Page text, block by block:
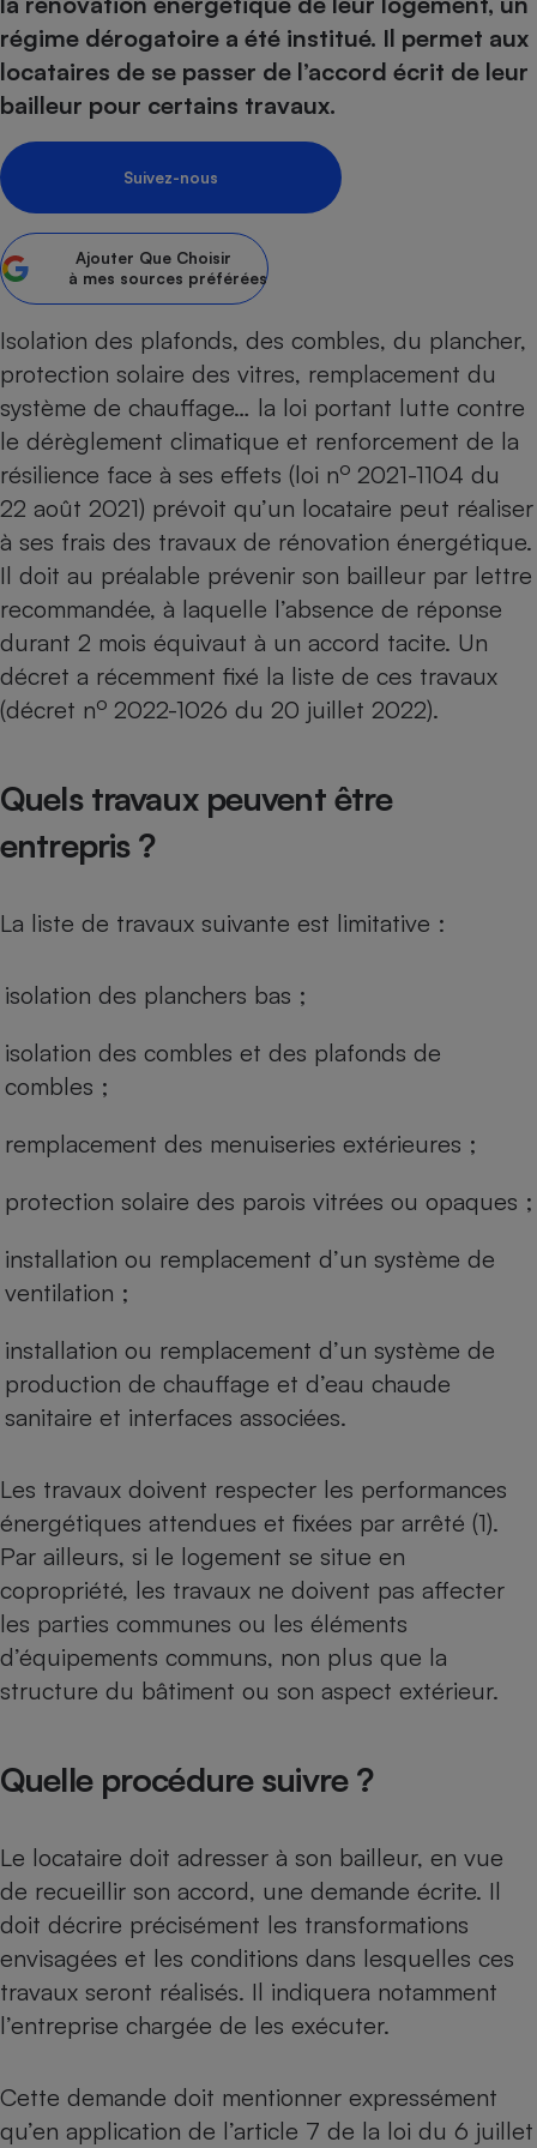
régime dérogatoire a été institué. Il permet aux
locataires de se passer de l’accord écrit de leur
bailleur pour certains travaux.
Suivez-nous
Ajouter Que Choisir
à mes sources préférées
Isolation des plafonds, des combles, du plancher,
protection solaire des vitres, remplacement du
système de chauffage… la loi portant lutte contre
le dérèglement climatique et renforcement de la
résilience face à ses effets (loi no 2021-1104 du
22 août 2021) prévoit qu’un locataire peut réaliser
à ses frais des travaux de rénovation énergétique.
Il doit au préalable prévenir son bailleur par lettre
recommandée, à laquelle l’absence de réponse
durant 2 mois équivaut à un accord tacite. Un
décret a récemment fixé la liste de ces travaux
(décret no 2022-1026 du 20 juillet 2022).
Quels travaux peuvent être
entrepris ?
La liste de travaux suivante est limitative :
isolation des planchers bas ;
isolation des combles et des plafonds de
combles ;
remplacement des menuiseries extérieures ;
protection solaire des parois vitrées ou opaques ;
installation ou remplacement d’un système de
ventilation ;
installation ou remplacement d’un système de
production de chauffage et d’eau chaude
sanitaire et interfaces associées.
Les travaux doivent respecter les performances
énergétiques attendues et fixées par arrêté (1).
Par ailleurs, si le logement se situe en
copropriété, les travaux ne doivent pas affecter
les parties communes ou les éléments
d’équipements communs, non plus que la
structure du bâtiment ou son aspect extérieur.
Quelle procédure suivre ?
Le locataire doit adresser à son bailleur, en vue
de recueillir son accord, une demande écrite. Il
doit décrire précisément les transformations
envisagées et les conditions dans lesquelles ces
travaux seront réalisés. Il indiquera notamment
l’entreprise chargée de les exécuter.
Cette demande doit mentionner expressément
qu’en application de l’article 7 de la loi du 6 juillet
Sécurité - Hygiène
Supermarché - Drive
Complément
alimentaire
Assurance
Banque - Crédit
Epargne - Fiscalité
Mutuelle
Assurance emprunteur
Circulation routière
Contrôle technique -
Pièce détachée
Moto
Comparateur auto
Supermarché - Drive
Comparatif plaque à
Comparatif hotte
Comparatif aspirateur
Comparatif cafetière
Comparatif robot cuiseur
Comparatif centrale
Gros électroménager
Petit électroménager -
induction
Climatiseur -
Cafetière à expressos
Robot ménager
Comparatif barre de son
Comparatif imprimante
Comparatif tablette
Image et son
Informatique
Internet
Téléphonie
Antivirus
Crédit immobilier
Comparatif poêle à
Comparatif radiateur
Bricolage - Jardinage
Chauffage
Produit d'entretien
Sécurité domestique
Climatiseur -
Ventilateur
Système de santé -
Mutuelle
Retraite
Choisir son fioul
Choisir son pellet
Comparateur assurance emprunteur
Tous les comparateurs
Speedtest - Testez le débit de votre
connexion Internet